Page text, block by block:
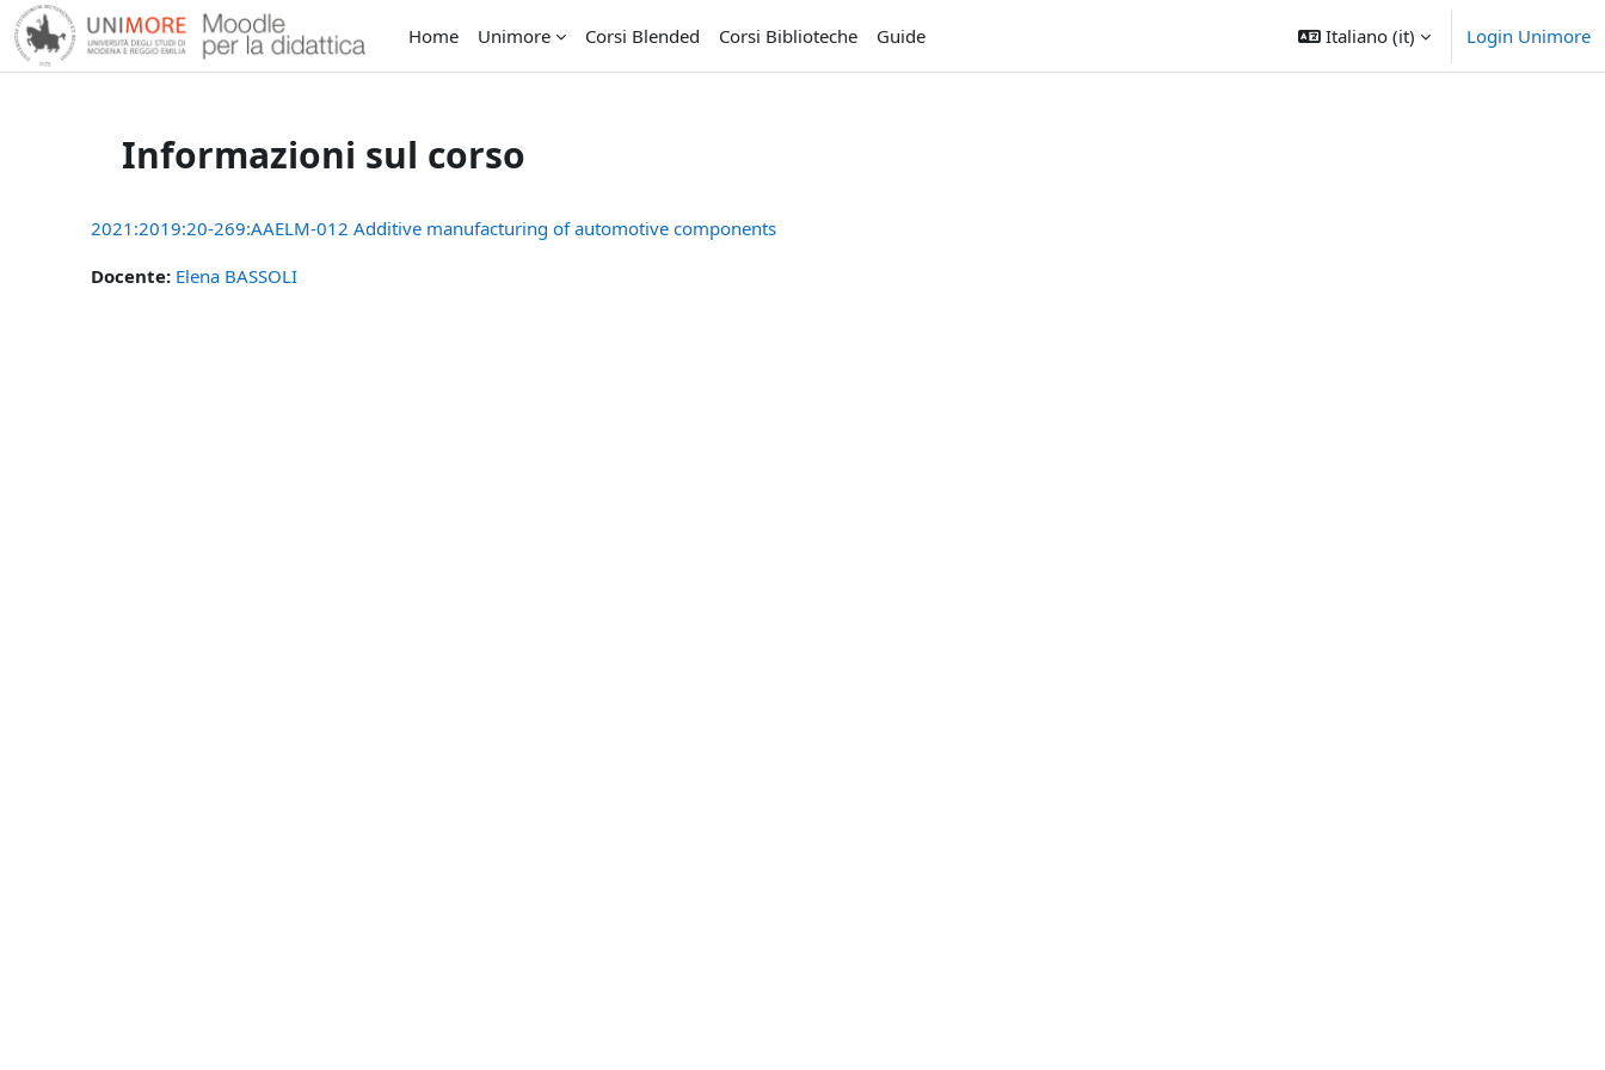
Vai al contenuto principale
Home
Unimore Corsi Blended Corsi Biblioteche Guide Italiano ‎(it)‎ Login Unimore
Informazioni sul corso
2021:2019:20-269:AAELM-012 Additive manufacturing of automotive components
Docente: Elena BASSOLI